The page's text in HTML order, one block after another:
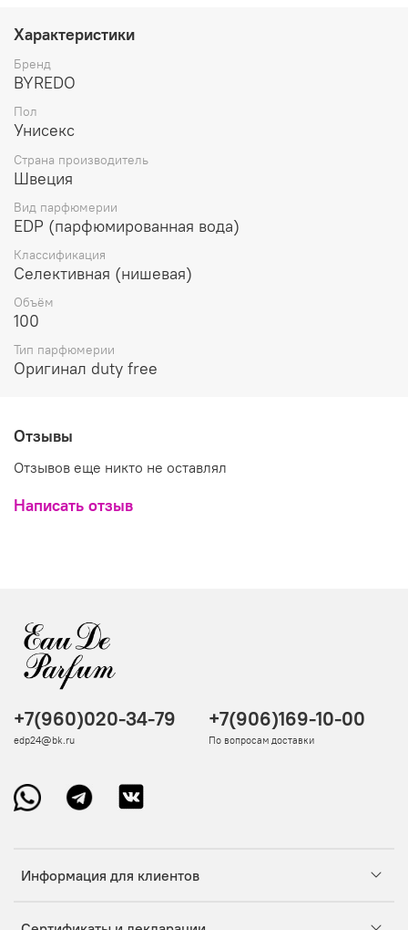
Ладан, Уд и Ваниль. * Объем 100мл * Пол Унисекс * Тип
EDP * Вес 400
Характеристики
Бренд
BYREDO
Пол
Унисекс
Страна производитель
Швеция
Вид парфюмерии
EDP (парфюмированная вода)
Классификация
Селективная (нишевая)
Объём
100
Тип парфюмерии
Оригинал duty free
Отзывы
Отзывов еще никто не оставлял
Написать отзыв
Информация для клиентов
+7(960)020-34-79
edp24@bk.ru
+7(906)169-10-00
По вопросам доставки